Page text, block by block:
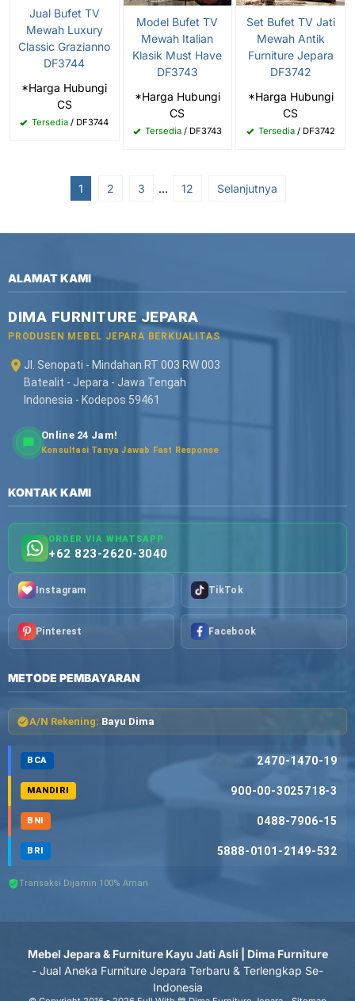
Jual Bufet TV
Mewah Luxury
Classic Grazianno
DF3744
*Harga Hubungi
CS
Tersedia / DF3744
Model Bufet TV
Mewah Italian
Klasik Must Have
DF3743
*Harga Hubungi
CS
Tersedia/ DF3743
Set Bufet TV Jati
Mewah Antik
Furniture Jepara
DF3742
*Harga Hubungi
CS
Tersedia/ DF3742
1 2 3 … 12 Selanjutnya
ALAMAT KAMI
DIMA FURNITURE JEPARA
PRODUSEN MEBEL JEPARA BERKUALITAS
Jl. Senopati - Mindahan RT 003 RW 003
Batealit - Jepara - Jawa Tengah
Indonesia - Kodepos 59461
Online 24 Jam!
Konsultasi Tanya Jawab Fast Response
KONTAK KAMI
ORDER VIA WHATSAPP
+62 823-2620-3040
Instagram TikTok
Pinterest Facebook
METODE PEMBAYARAN
A/N Rekening: Bayu Dima
BCA 2470-1470-19
MANDIRI 900-00-3025718-3
BNI 0488-7906-15
BRI 5888-0101-2149-532
Transaksi Dijamin 100% Aman
Mebel Jepara & Furniture Kayu Jati Asli | Dima Furniture
- Jual Aneka Furniture Jepara Terbaru & Terlengkap Se-
Indonesia